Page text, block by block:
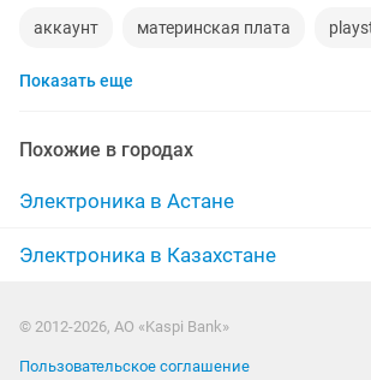
аккаунт материнская плата
стиральная машина
xiaomi gtx macbook
geforce gtx ipad 2 колонки
Показать еще
Похожие в городах
Электроника в Астане
Электроника в Казахстане
© 2012-2026, АО «Kaspi Bank»
Пользовательское соглашение